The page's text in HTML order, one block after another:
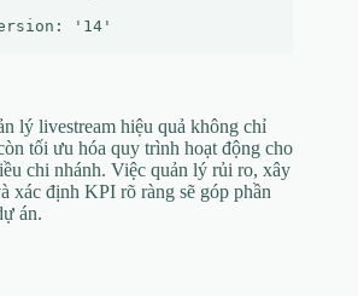
lý livestream hiệu quả không chỉ
tối ưu hóa quy trình hoạt động cho
chi nhánh. Việc quản lý rủi ro, xây
xác định KPI rõ ràng sẽ góp phần
án.